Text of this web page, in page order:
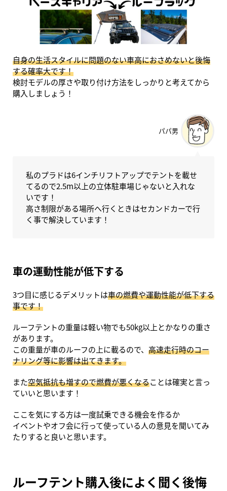
自身の生活スタイルに問題のない車高におさめないと後悔
する確率大です！
検討モデルの厚さや取り付け方法をしっかりと考えてから
購入しましょう！
パパ男
私のプラドは6インチリフトアップでテントを載せ
てるので2.5m以上の立体駐車場じゃないと入れな
いです！
高さ制限がある場所へ行くときはセカンドカーで行
く事で解決しています！
車の運動性能が低下する
3つ目に感じるデメリットは車の燃費や運動性能が低下する
事です！
ルーフテントの重量は軽い物でも50kg以上とかなりの重さ
があります。
この重量が車のルーフの上に載るので、 高速走行時のコー
ナリング等に影響は出てきます。
また空気抵抗も増すので燃費が悪くなることは確実と言っ
ていいと思います！
ここを気にする方は一度試乗できる機会を作るか
イベントやオフ会に行って使っている人の意見を聞いてみ
たりすると良いと思います。
ルーフテント購入後によく聞く後悔